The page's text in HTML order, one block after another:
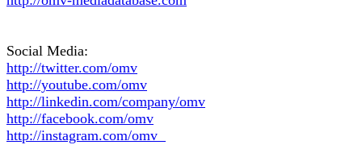
Social Media:
http://twitter.com/omv
http://youtube.com/omv
http://linkedin.com/company/omv
http://facebook.com/omv
http://instagram.com/omv